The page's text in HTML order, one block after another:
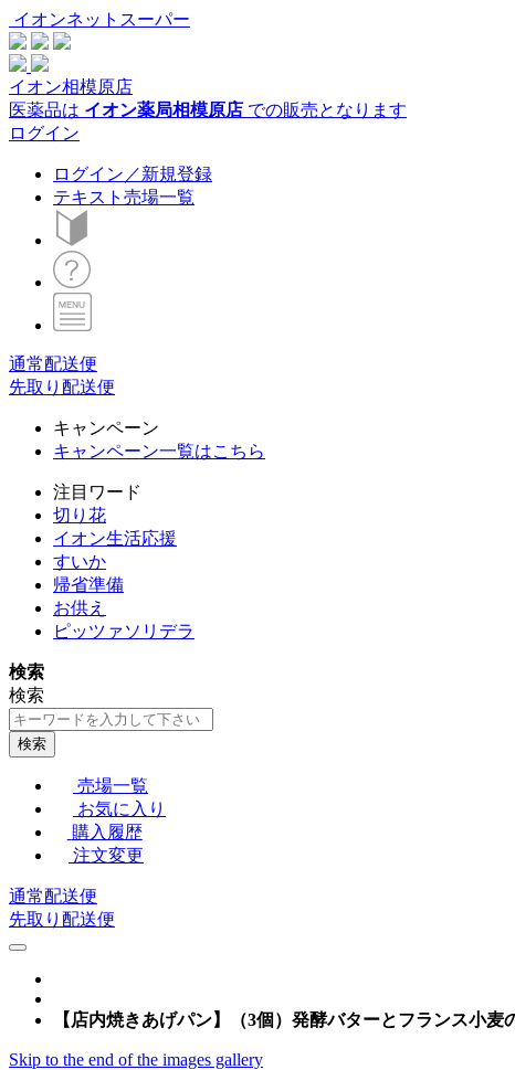
イオンネットスーパー
イオン相模原店
医薬品は イオン薬局相模原店 での販売となります
ログイン
ログイン／新規登録
テキスト売場一覧
通常配送便
先取り配送便
キャンペーン
キャンペーン一覧はこちら
注目ワード
切り花
イオン生活応援
すいか
帰省準備
お供え
ピッツァソリデラ
検索
検索
検索
売場一覧
お気に入り
購入履歴
注文変更
通常配送便
先取り配送便
【店内焼きあげパン】（3個）発酵バターとフランス小
Skip to the end of the images gallery